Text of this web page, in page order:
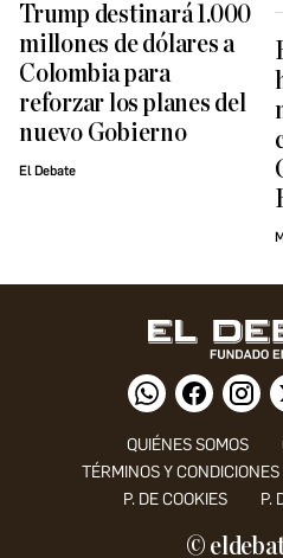
Trump destinará 1.000
millones de dólares a
Colombia para
reforzar los planes del
nuevo Gobierno
El Debate
QUIÉNES SOMOS
TÉRMINOS Y CONDICIONES
P. DE COOKIES
P.
©